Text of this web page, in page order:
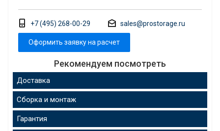
+7 (495) 268-00-29 sales@prostorage.ru
Оформить заявку на расчет
Рекомендуем посмотреть
Доставка
Сборка и монтаж
Гарантия